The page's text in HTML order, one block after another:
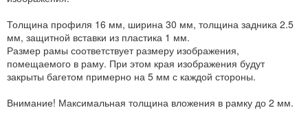
Толщина профиля 16 мм, ширина 30 мм, толщина задника 2.5
мм, защитной вставки из пластика 1 мм.
Размер рамы соответствует размеру изображения,
помещаемого в раму. При этом края изображения будут
закрыты багетом примерно на 5 мм с каждой стороны.
Внимание! Максимальная толщина вложения в рамку до 2 мм.